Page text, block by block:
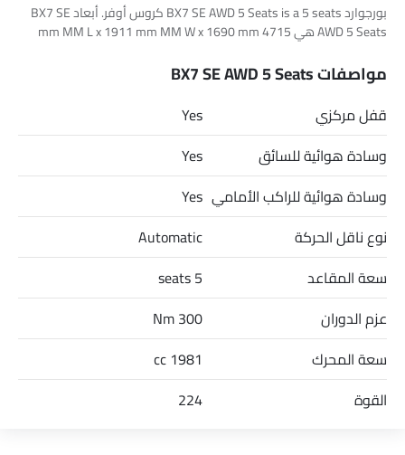
بورجوارد BX7 SE AWD 5 Seats is a 5 seats كروس أوفر. أبعاد BX7 SE
AWD 5 Seats هي 4715 mm MM L x 1911 mm MM W x 1690 mm
مواصفات BX7 SE AWD 5 Seats
قفل مركزي
Yes
وسادة هوائية للسائق
Yes
وسادة هوائية للراكب الأمامي Yes
نوع ناقل الحركة
Automatic
سعة المقاعد
5 seats
عزم الدوران
300 Nm
سعة المحرك
1981 cc
القوة
224